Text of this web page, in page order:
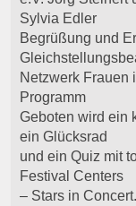
Sylvia Edler
Begrüßung und
Netzwerk Frauen
Programm
Geboten wird ein
ein Glücksrad
und ein Quiz mit
Festival Centers
– Stars in Concert.